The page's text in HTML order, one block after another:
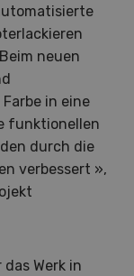
neuen
in eine
funktionellen
durch die
verbessert »,
Werk in